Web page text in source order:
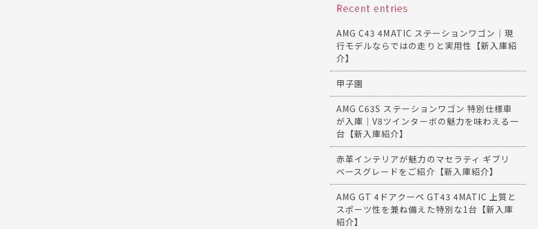
Recent entries
AMG C43 4MATIC ステーションワゴン｜現
行モデルならではの走りと実用性【新入庫紹
介】
甲子園
AMG C63S ステーションワゴン 特別仕様車
が入庫｜V8ツインターボの魅力を味わえる一
台【新入庫紹介】
赤革インテリアが魅力のマセラティ ギブリ
ベースグレードをご紹介【新入庫紹介】
AMG GT 4ドアクーペ GT43 4MATIC 上質と
スポーツ性を兼ね備えた特別な1台【新入庫
紹介】